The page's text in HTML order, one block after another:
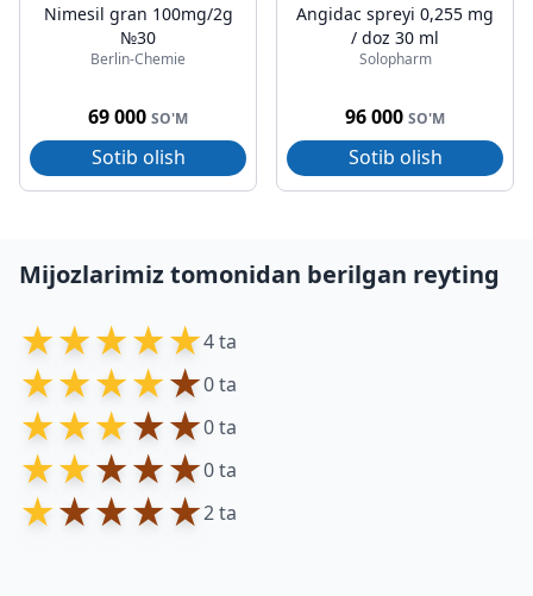
Nimesil gran 100mg/2g
№30
Berlin-Chemie
69 000 SO'M
Sotib olish
Angidac spreyi 0,255 mg
/ doz 30 ml
Solopharm
96 000 SO'M
Sotib olish
Mijozlarimiz tomonidan berilgan reyting
★★★★★4 ta
★★★★★0 ta
★★★★★0 ta
★★★★★0 ta
★★★★★2 ta